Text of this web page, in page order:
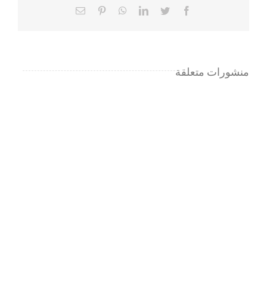
Facebook
Twitter
LinkedIn
WhatsApp
Pinterest
Email
منشورات متعلقة